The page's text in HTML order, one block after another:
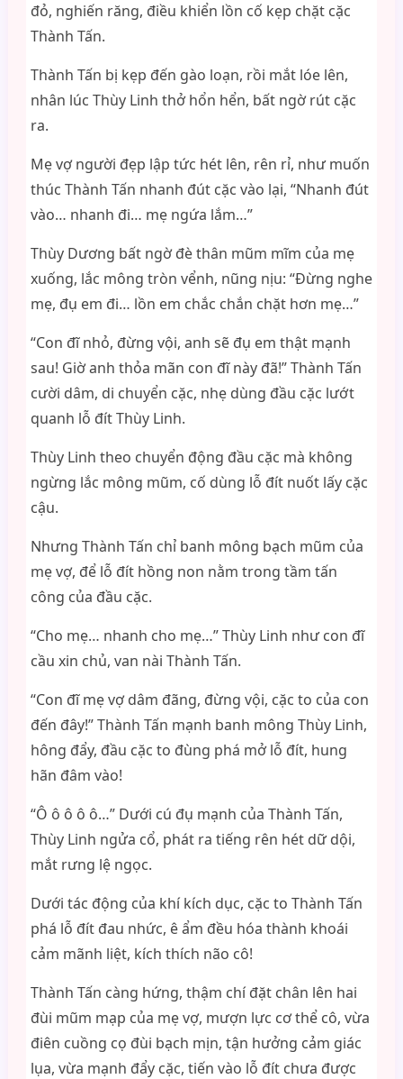
đỏ, nghiến răng, điều khiển lồn cố kẹp chặt cặc
Thành Tấn.
Thành Tấn bị kẹp đến gào loạn, rồi mắt lóe lên,
nhân lúc Thùy Linh thở hổn hển, bất ngờ rút cặc
ra.
Mẹ vợ người đẹp lập tức hét lên, rên rỉ, như muốn
thúc Thành Tấn nhanh đút cặc vào lại, “Nhanh đút
vào… nhanh đi… mẹ ngứa lắm…”
Thùy Dương bất ngờ đè thân mũm mĩm của mẹ
xuống, lắc mông tròn vểnh, nũng nịu: “Đừng nghe
mẹ, đụ em đi… lồn em chắc chắn chặt hơn mẹ…”
“Con đĩ nhỏ, đừng vội, anh sẽ đụ em thật mạnh
sau! Giờ anh thỏa mãn con đĩ này đã!” Thành Tấn
cười dâm, di chuyển cặc, nhẹ dùng đầu cặc lướt
quanh lỗ đít Thùy Linh.
Thùy Linh theo chuyển động đầu cặc mà không
ngừng lắc mông mũm, cố dùng lỗ đít nuốt lấy cặc
cậu.
Nhưng Thành Tấn chỉ banh mông bạch mũm của
mẹ vợ, để lỗ đít hồng non nằm trong tầm tấn
công của đầu cặc.
“Cho mẹ… nhanh cho mẹ…” Thùy Linh như con đĩ
cầu xin chủ, van nài Thành Tấn.
“Con đĩ mẹ vợ dâm đãng, đừng vội, cặc to của con
đến đây!” Thành Tấn mạnh banh mông Thùy Linh,
hông đẩy, đầu cặc to đùng phá mở lỗ đít, hung
hãn đâm vào!
“Ô ô ô ô ô…” Dưới cú đụ mạnh của Thành Tấn,
Thùy Linh ngửa cổ, phát ra tiếng rên hét dữ dội,
mắt rưng lệ ngọc.
Dưới tác động của khí kích dục, cặc to Thành Tấn
phá lỗ đít đau nhức, ê ẩm đều hóa thành khoái
cảm mãnh liệt, kích thích não cô!
Thành Tấn càng hứng, thậm chí đặt chân lên hai
đùi mũm mạp của mẹ vợ, mượn lực cơ thể cô, vừa
điên cuồng cọ đùi bạch mịn, tận hưởng cảm giác
lụa, vừa mạnh đẩy cặc, tiến vào lỗ đít chưa được